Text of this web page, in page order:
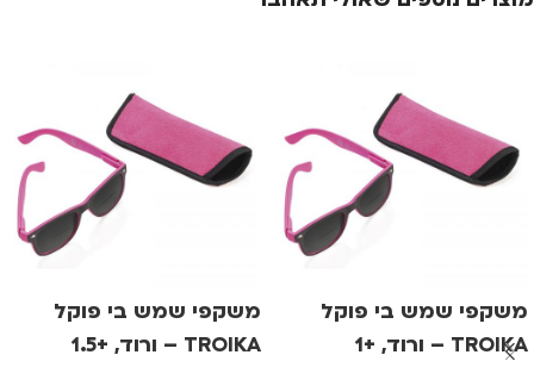
משקפי שמש בי פוקל
TROIKA – ורוד, +1
משקפי שמש בי פוקל
TROIKA – ורוד, +1.5